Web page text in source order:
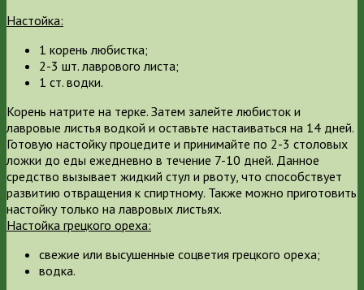
Настойка:
1 корень любистка;
2-3 шт. лаврового листа;
1 ст. водки.
Корень натрите на терке. Затем залейте любисток и
лавровые листья водкой и оставьте настаиваться на 14 дней.
Готовую настойку процедите и принимайте по 2-3 столовых
ложки до еды ежедневно в течение 7-10 дней. Данное
средство вызывает жидкий стул и рвоту, что способствует
развитию отвращения к спиртному. Также можно приготовить
настойку только на лавровых листьях.
Настойка грецкого ореха:
свежие или высушенные соцветия грецкого ореха;
водка.